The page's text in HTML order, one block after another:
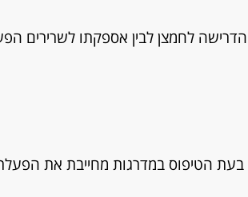
לחמצן לבין אספקתו לשרירים
בעת הטיפוס במדרגות מחייבת את